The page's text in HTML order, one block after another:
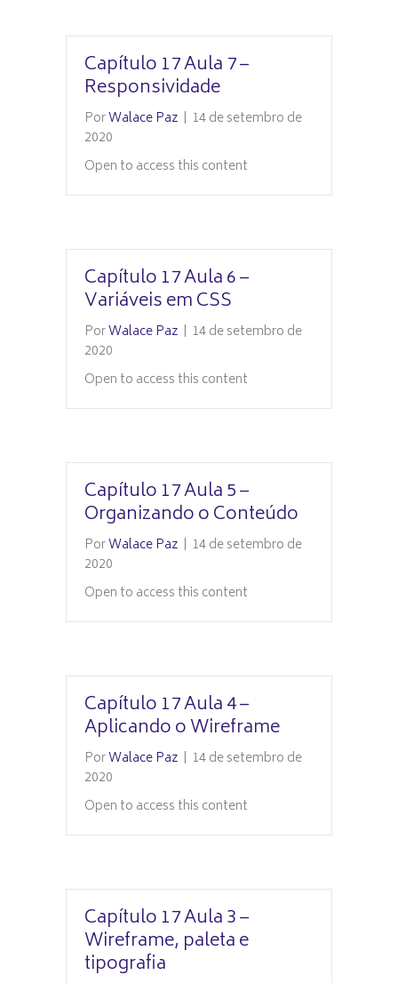
Capítulo 17 Aula 7 –
Responsividade
PorWalace Paz | 14 de setembro de
2020
Open to access this content
Capítulo 17 Aula 6 –
Variáveis em CSS
PorWalace Paz | 14 de setembro de
2020
Open to access this content
Capítulo 17 Aula 5 –
Organizando o Conteúdo
PorWalace Paz | 14 de setembro de
2020
Open to access this content
Capítulo 17 Aula 4 –
Aplicando o Wireframe
PorWalace Paz | 14 de setembro de
2020
Open to access this content
Capítulo 17 Aula 3 –
Wireframe, paleta e
tipografia